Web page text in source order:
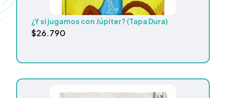
¿Y si jugamos con Júpiter? (Tapa Dura)
$26.790